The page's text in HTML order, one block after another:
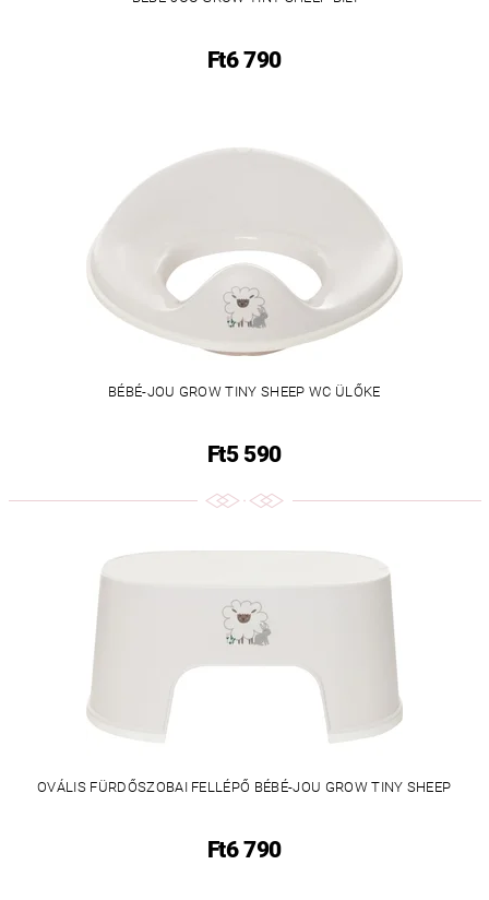
Ft6 790
BÉBÉ-JOU GROW TINY SHEEP WC ÜLŐKE
Ft5 590
OVÁLIS FÜRDŐSZOBAI FELLÉPŐ BÉBÉ-JOU GROW TINY SHEEP
Ft6 790